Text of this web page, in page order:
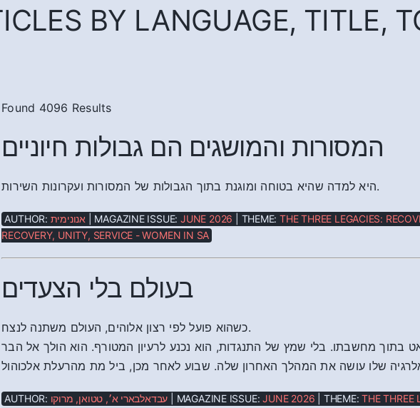
BY LANGUAGE, TITLE,
Found 4096 Results
המסורות והמושגים הם גבולות חיוניים
היא למדה שהיא בטוחה ומוגנת בתוך הגבולות של המסורות ועקרונות השירות.
AUTHOR: אנונימית | MAGAZINE ISSUE:JUNE 2026 | THEME:THE THREE LEGACIES:
RECOVERY, UNITY, SERVICE - WOMEN IN SA
בעולם בלי הצעדים
כשהוא פועל לפי רצון אלוהים, העולם משתנה לנצח.
בתוך מחשבתו. בלי שמץ של התנגדות, הוא נכנע לרעיון המטורף. הוא הולך אל הבר
שלו עושה את המהלך האחרון שלה. שבוע לאחר מכן, ביל מת מהרעלת אלכוהול
AUTHOR: עבדאלבארי א׳, טטואן, מרוקו | MAGAZINE ISSUE:JUNE 2026 | THEME:THE THREE